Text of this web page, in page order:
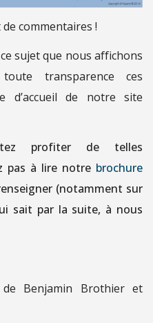
commentaires !
sujet que nous affichons
transparence ces
d’accueil de notre site
profiter de telles
pas à lire notre brochure
(notamment sur
sait par la suite, à nous
de Benjamin Brothier et